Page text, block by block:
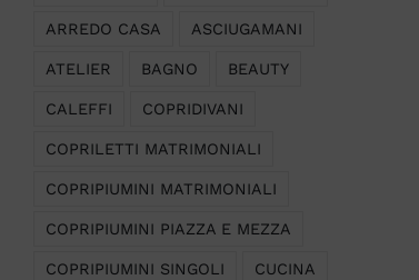
ARREDO CASA ASCIUGAMANI
ATELIER BAGNO BEAUTY
CALEFFI COPRIDIVANI
COPRILETTI MATRIMONIALI
COPRIPIUMINI MATRIMONIALI
COPRIPIUMINI PIAZZA E MEZZA
COPRIPIUMINI SINGOLI CUCINA